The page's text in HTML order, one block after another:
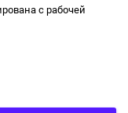
с рабочей